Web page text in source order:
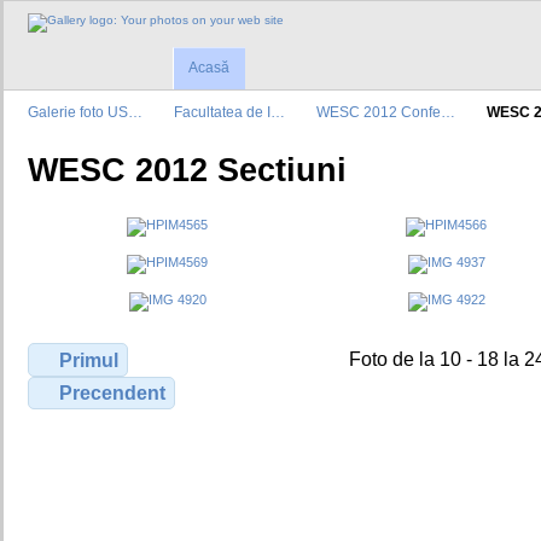
Acasă
Galerie foto US… Facultatea de I… WESC 2012 Confe… WESC
WESC 2012 Sectiuni
Primul
Precendent
Foto de la 10 - 18 la